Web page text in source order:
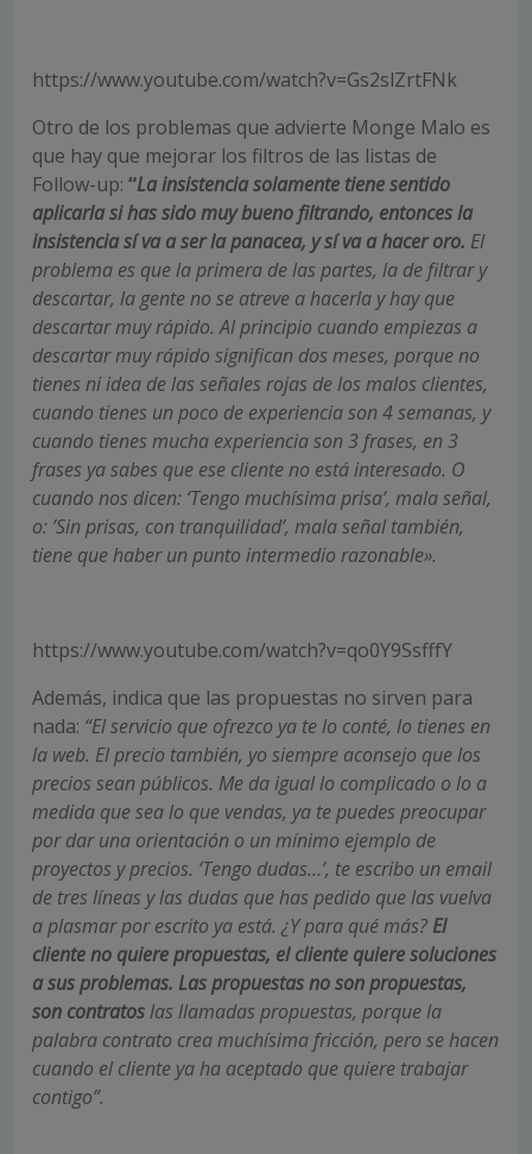
https://www.youtube.com/watch?v=Gs2slZrtFNk
Otro de los problemas que advierte Monge Malo es
que hay que mejorar los filtros de las listas de
Follow-up: “La insistencia solamente tiene sentido
aplicarla si has sido muy bueno filtrando, entonces la
insistencia sí va a ser la panacea, y sí va a hacer oro. El
problema es que la primera de las partes, la de filtrar y
descartar, la gente no se atreve a hacerla y hay que
descartar muy rápido. Al principio cuando empiezas a
descartar muy rápido significan dos meses, porque no
tienes ni idea de las señales rojas de los malos clientes,
cuando tienes un poco de experiencia son 4 semanas, y
cuando tienes mucha experiencia son 3 frases, en 3
frases ya sabes que ese cliente no está interesado. O
cuando nos dicen: ‘Tengo muchísima prisa’, mala señal,
o: ’Sin prisas, con tranquilidad’, mala señal también,
tiene que haber un punto intermedio razonable».
https://www.youtube.com/watch?v=qo0Y9SsfffY
Además, indica que las propuestas no sirven para
nada: “El servicio que ofrezco ya te lo conté, lo tienes en
la web. El precio también, yo siempre aconsejo que los
precios sean públicos. Me da igual lo complicado o lo a
medida que sea lo que vendas, ya te puedes preocupar
por dar una orientación o un mínimo ejemplo de
proyectos y precios. ‘Tengo dudas…’, te escribo un email
de tres líneas y las dudas que has pedido que las vuelva
a plasmar por escrito ya está. ¿Y para qué más? El
cliente no quiere propuestas, el cliente quiere soluciones
a sus problemas. Las propuestas no son propuestas,
son contratoslas llamadas propuestas, porque la
palabra contrato crea muchísima fricción, pero se hacen
cuando el cliente ya ha aceptado que quiere trabajar
contigo”.